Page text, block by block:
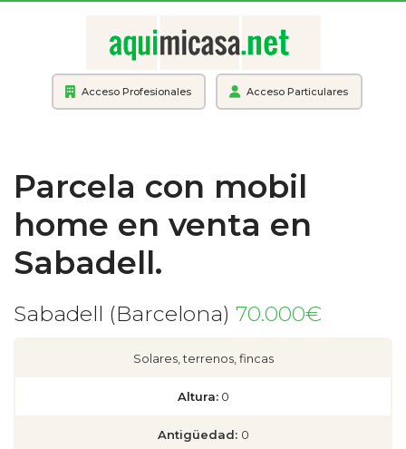
Acceso Profesionales Acceso Particulares
Parcela con mobil
home en venta en
Sabadell.
Sabadell (Barcelona) 70.000€
Solares, terrenos, fincas
Altura: 0
Antigüedad: 0